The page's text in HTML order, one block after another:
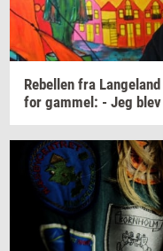
Re­bel­len fra Lan­geland
for gam­mel: - Jeg blev